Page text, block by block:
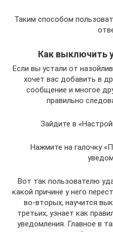
Таким способом
Как выключить
Если вы устали от
хочет вас добавить в
сообщение и многое
правильно
Зайдите в
Нажмите на галочку
Вот так пользователю
какой причине у него
во-вторых, научится
третьих, узнает как
уведомления. Главное в